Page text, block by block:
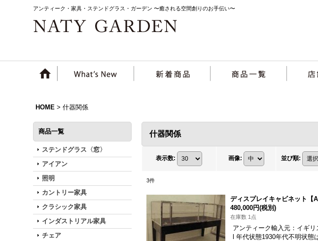
アンティーク・家具・ステンドグラス・ガーデン 〜癒される空間創りのお手伝い〜
HOME > 什器関係
商品一覧
ステンドグラス〈窓〉
アイアン
照明
カントリー家具
クラシック家具
インダストリアル家具
チェア
什器関係
表示数: 画像: 並び順:
3件
ディスプレイキャビネット【
480,000円(税別)
在庫数 1点
アンティーク輸入元：イギ
l 年代状態1930年代不明状